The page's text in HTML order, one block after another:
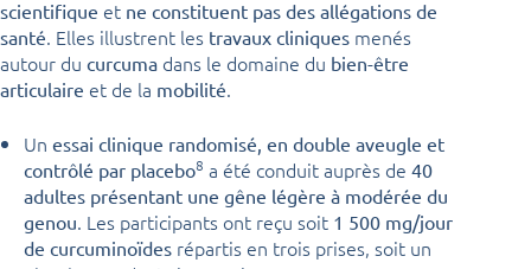
scientifique et ne constituent pas des allégations de
santé. Elles illustrent les travaux cliniques menés
autour du curcuma dans le domaine du bien-être
articulaire et de la mobilité.
Un essai clinique randomisé, en double aveugle et
contrôlé par placebo8 a été conduit auprès de 40
adultes présentant une gêne légère à modérée du
genou. Les participants ont reçu soit 1 500 mg/jour
de curcuminoïdes répartis en trois prises, soit un